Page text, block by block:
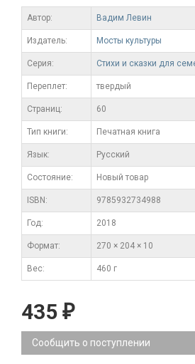
Автор: Вадим Левин
Издатель: Мосты культуры
Серия: Стихи и сказки для
Переплет: твердый
Cтраниц: 60
Тип книги: Печатная книга
Язык: Русский
Состояние: Новый товар
ISBN: 9785932734988
Год: 2018
Формат: 270 × 204 × 10
Вес: 460 г
435 ₽
Сообщить о поступлении